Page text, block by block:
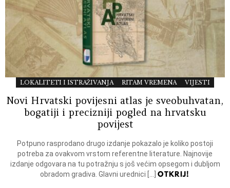
LOKALITETI I ISTRAŽIVANJA RITAM VREMENA VIJESTI
Novi Hrvatski povijesni atlas je sveobuhvatan,
bogatiji i precizniji pogled na hrvatsku
povijest
Potpuno rasprodano drugo izdanje pokazalo je koliko postoji
potreba za ovakvom vrstom referentne literature. Najnovije
izdanje odgovara na tu potražnju s još većim opsegom i dubljom
obradom gradiva. Glavni urednici […]OTKRIJ!